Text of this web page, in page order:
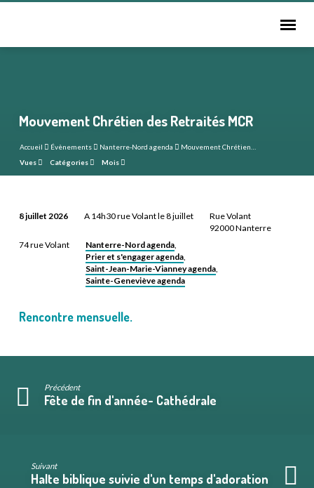
Mouvement Chrétien des Retraités MCR
Accueil Évènements Nanterre-Nord agenda
Mouvement Chrétien…
Vues
Catégories Mois
Chrétien
Retraités
8 juillet 2026 A 14h30 rue Volant le 8 juillet
Rue Volant
92000 Nanterre
74 rue Volant
Nanterre-Nord agenda,
Prier et s'engager agenda,
Saint-Jean-Marie-Vianney agenda,
Sainte-Geneviève agenda
Rencontre mensuelle.
Précédent
Fête de fin d'année- Cathédrale
Suivant
Halte biblique suivie d'un temps d'adoration